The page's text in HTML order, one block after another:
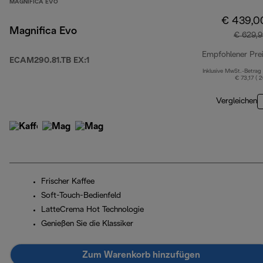
MAGNIFICA EVO
Magnifica Evo
ECAM290.81.TB EX:1
€
€
Empfohlener
Inklusive MwSt.-Betrag
€ 73,17 (
Vergleichen
Frischer Kaffee
Soft-Touch-Bedienfeld
LatteCrema Hot Technologie
Genießen Sie die Klassiker
Zum Warenkorb hinzufügen